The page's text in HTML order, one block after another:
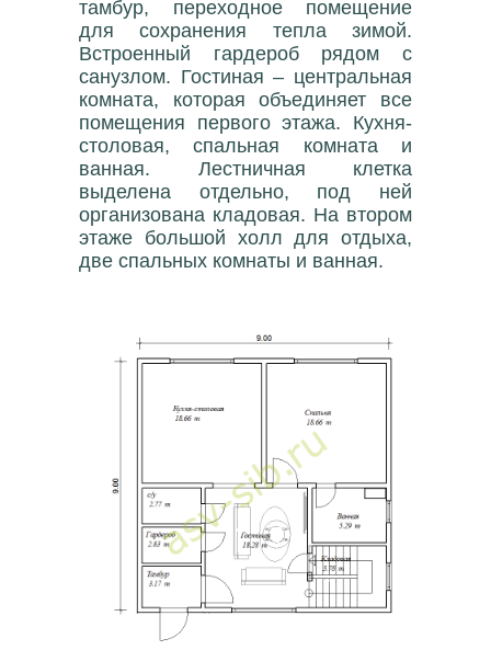
тамбур, переходное помещение
для сохранения тепла зимой.
Встроенный гардероб рядом с
санузлом. Гостиная – центральная
комната, которая объединяет все
помещения первого этажа. Кухня-
столовая, спальная комната и
ванная. Лестничная клетка
выделена отдельно, под ней
организована кладовая. На втором
этаже большой холл для отдыха,
две спальных комнаты и ванная.